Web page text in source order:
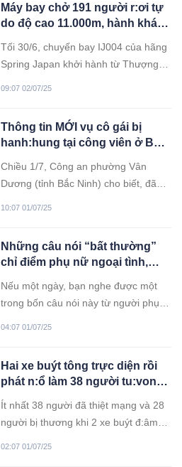
Máy bay chở 191 người r:ơi tự
do độ cao 11.000m, hành khách
mệnh
Tối 30/6, chuyến bay IJ004 của hãng
Spring Japan khởi hành từ Thượng
người không khỏi hoảng loạn.
09:07 02/07/25
Thông tin MỚI vụ cô gái bị
hanh:hung tại công viên ở Bắc
Chiều 1/7, Công an phường Vân
Dương (tỉnh Bắc Ninh) cho biết, đã
điều tra, xử lý.
10:07 01/07/25
Những câu nói “bất thường”
chỉ điểm phụ nữ ngoại tình,
Nếu một ngày, bạn nghe được một
trong bốn câu nói này từ người phụ
04:07 01/07/25
Hai xe buýt tông trực diện rồi
phát n:ổ làm 38 người tu:vong,
nhiều nạn nhân cùng một gia
đình
Ít nhất 38 người đã thiệt mạng và 28
người bị thương khi 2 xe buýt đ:âm
02:07 01/07/25